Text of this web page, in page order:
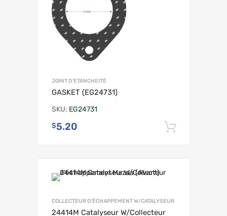
JOINT D'ETANCHEITÉ
GASKET (EG24731)
SKU: EG24731
$5.20
COLLECTEUR D'ÉCHAPPEMENT W/CATALYSEUR
24414M Catalyseur W/Collecteur